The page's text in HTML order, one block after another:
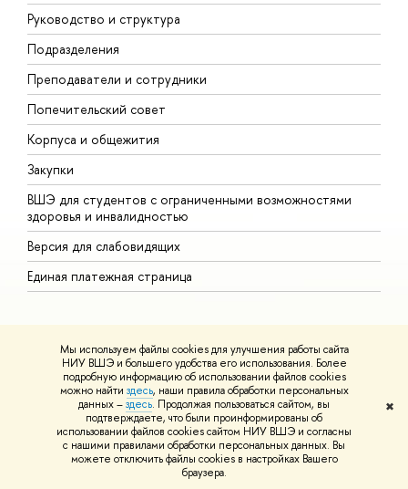
Мы используем файлы cookies для улучшения работы сайта
НИУ ВШЭ и большего удобства его использования. Более
подробную информацию об использовании файлов cookies
можно найти здесь, наши правила обработки персональных
данных –здесь. Продолжая пользоваться сайтом, вы
подтверждаете, что были проинформированы об
использовании файлов cookies сайтом НИУ ВШЭ и согласны
с нашими правилами обработки персональных данных. Вы
можете отключить файлы cookies в настройках Вашего
браузера.
✖
Руководство и структура
Подразделения
Преподаватели и сотрудники
Попечительский совет
Корпуса и общежития
Закупки
ВШЭ для студентов с ограниченными возможностями
здоровья и инвалидностью
Версия для слабовидящих
Единая платежная страница
http://www.minobrnauki.gov.ru/
Министерство науки и высшего образования РФ
https://edu.gov.ru/
Министерство просвещения РФ
https://elearning.hse.ru/mooc
Массовые открытые онлайн-курсы